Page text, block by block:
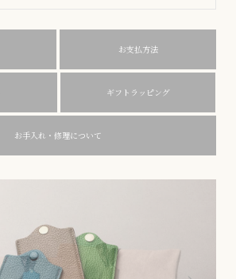
お支払方法
ギフトラッピング
お手入れ・修理について